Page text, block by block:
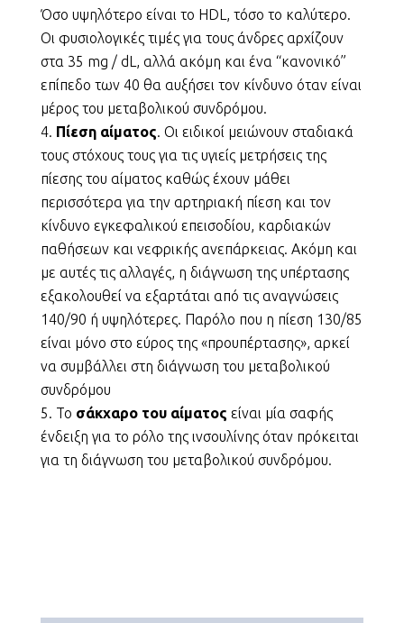
Όσο υψηλότερο είναι το HDL, τόσο το καλύτερο.
Οι φυσιολογικές τιμές για τους άνδρες αρχίζουν
στα 35 mg / dL, αλλά ακόμη και ένα “κανονικό”
επίπεδο των 40 θα αυξήσει τον κίνδυνο όταν είναι
μέρος του μεταβολικού συνδρόμου.
Πίεση αίματος . Οι ειδικοί μειώνουν σταδιακά
τους στόχους τους για τις υγιείς μετρήσεις της
πίεσης του αίματος καθώς έχουν μάθει
περισσότερα για την αρτηριακή πίεση και τον
κίνδυνο εγκεφαλικού επεισοδίου, καρδιακών
παθήσεων και νεφρικής ανεπάρκειας. Ακόμη και
με αυτές τις αλλαγές, η διάγνωση της υπέρτασης
εξακολουθεί να εξαρτάται από τις αναγνώσεις
140/90 ή υψηλότερες. Παρόλο που η πίεση 130/85
είναι μόνο στο εύρος της «προυπέρτασης», αρκεί
να συμβάλλει στη διάγνωση του μεταβολικού
συνδρόμου
Το σάκχαρο του αίματος είναι μία σαφής
ένδειξη για το ρόλο της ινσουλίνης όταν πρόκειται
για τη διάγνωση του μεταβολικού συνδρόμου.